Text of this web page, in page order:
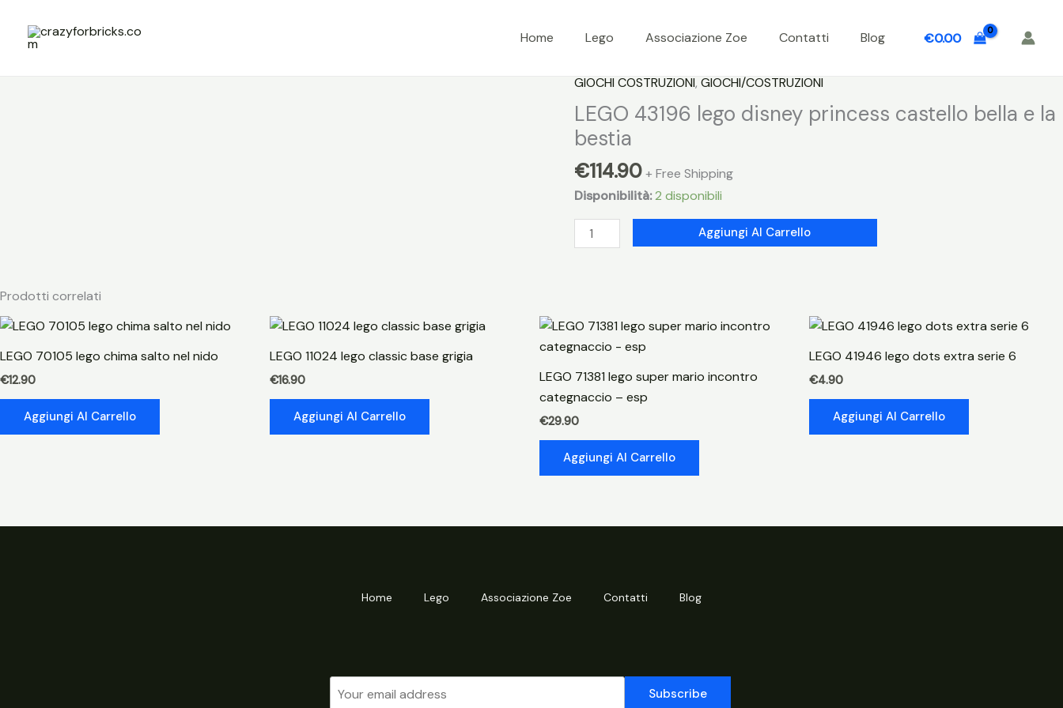
contenuto
Home Lego Associazione Zoe Contatti Blog €0.00
GIOCHI COSTRUZIONI, GIOCHI/COSTRUZIONI
LEGO 43196 lego disney princess castello bella e la
bestia
€114.90 + Free Shipping
Disponibilità: 2 disponibili
LEGO
43196
castello
bella
e
la
bestia
Aggiungi Al Carrello
Prodotti correlati
LEGO 70105 lego chima salto nel nido
€12.90
Aggiungi Al Carrello
LEGO 11024 lego classic base grigia
€16.90
Aggiungi Al Carrello
LEGO 71381 lego super mario incontro
categnaccio – esp
€29.90
Aggiungi Al Carrello
LEGO 41946 lego dots extra serie 6
€4.90
Aggiungi Al Carrello
Home Lego Associazione Zoe Contatti Blog
Subscribe